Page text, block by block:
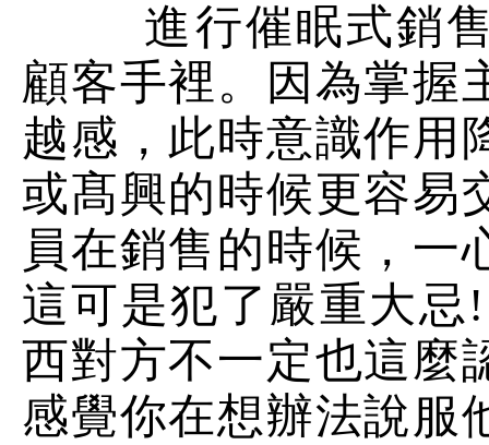
進行催眠式銷售
顧客手裡。因為掌握
越感，此時意識作用
或髙興的時候更容易
員在銷售的時候，一
這可是犯了嚴重大
西對方不一定也這麼
感覺你在想辦法說服